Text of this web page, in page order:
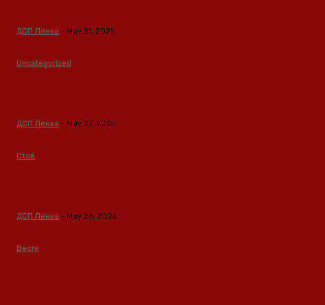
ДСП Ленка - May 31, 2025
Uncategorized
ДСП Ленка - May 27, 2025
Став
ДСП Ленка - May 26, 2025
Вести